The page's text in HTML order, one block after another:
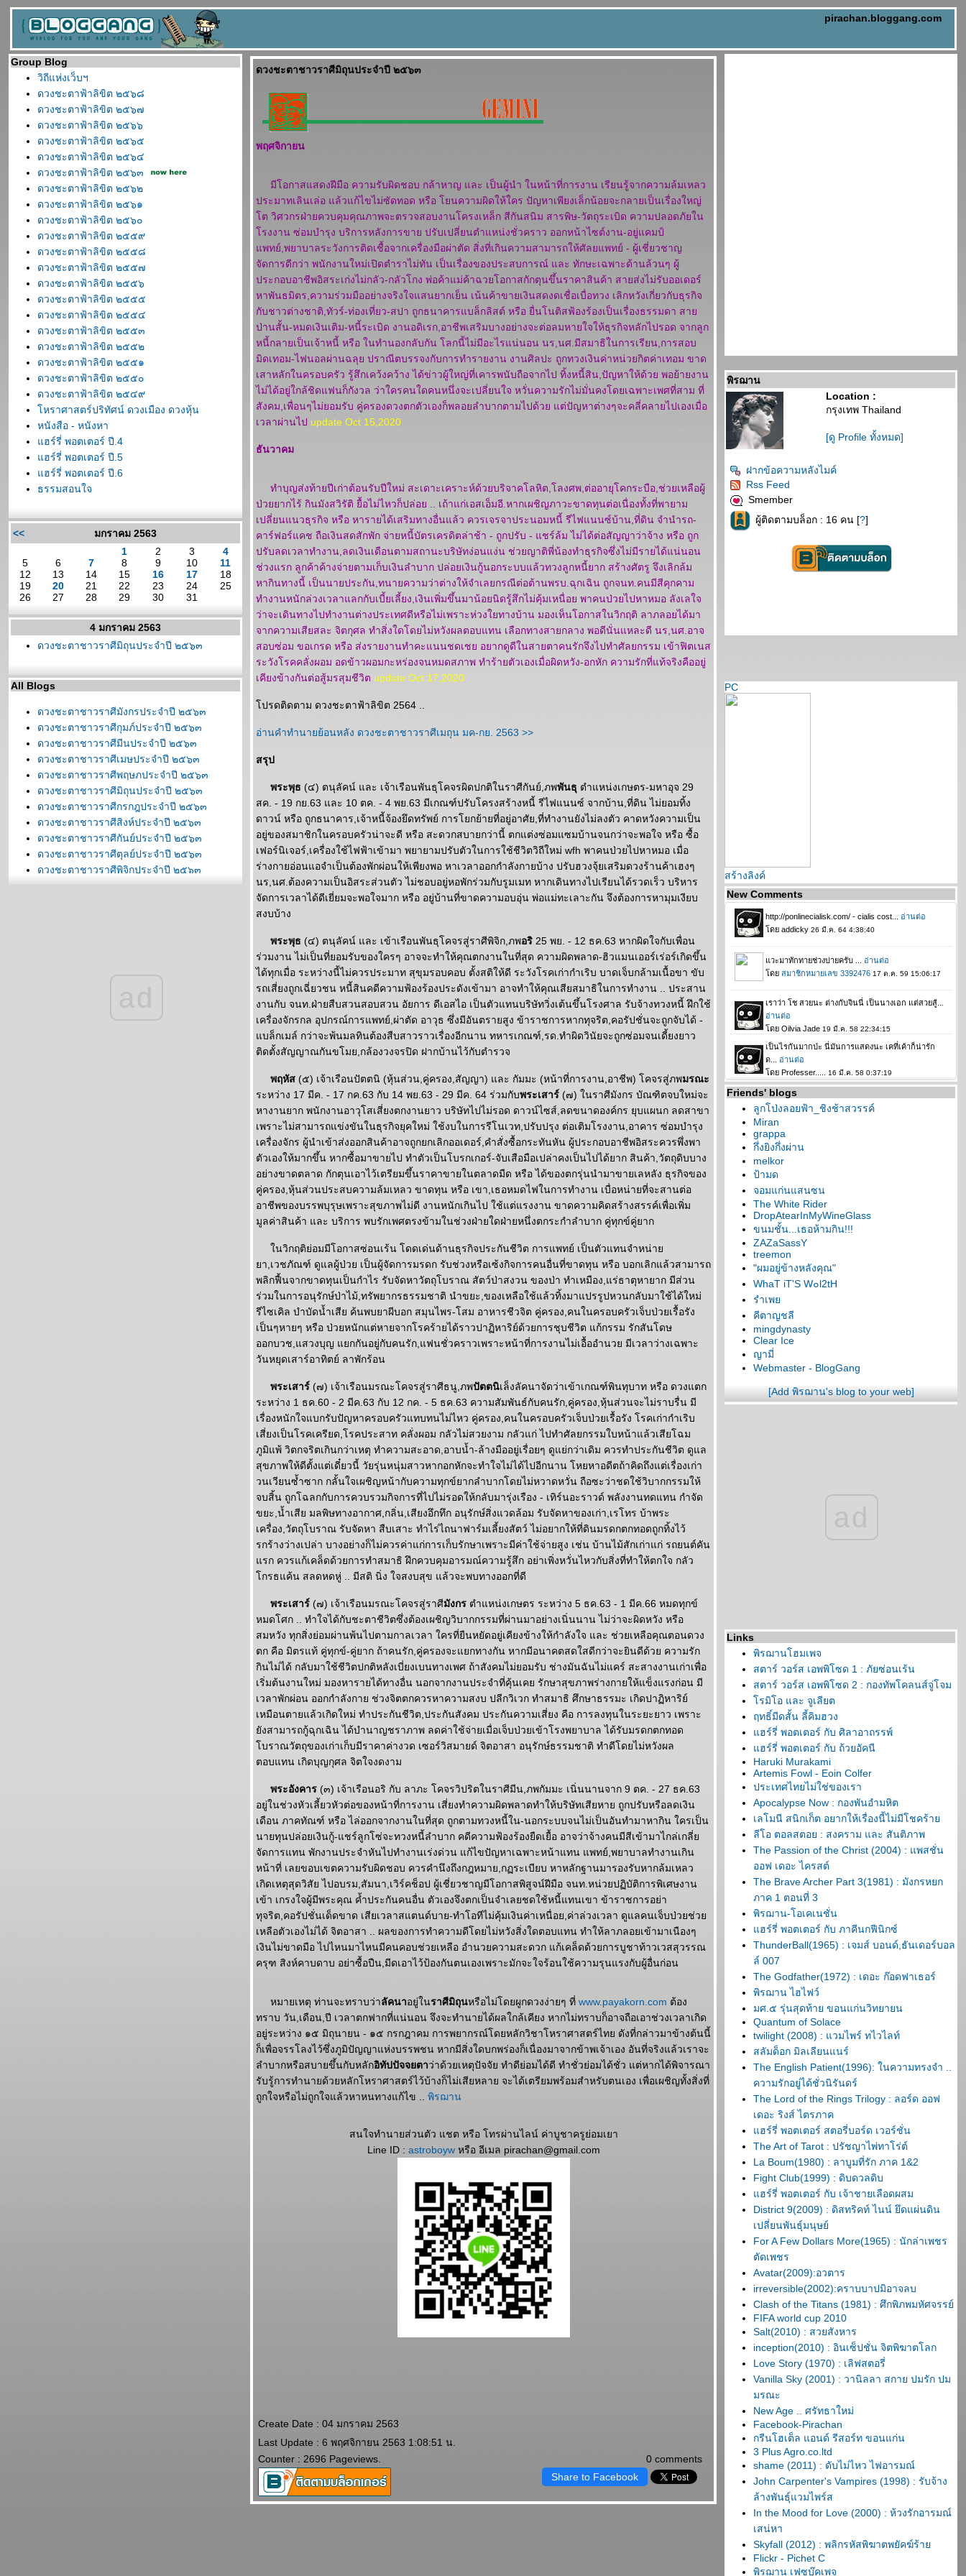
pirachan.bloggang.com
Group Blog
วิถีแห่งเว็บฯ
ดวงชะตาฟ้าลิขิต ๒๕๖๘
ดวงชะตาฟ้าลิขิต ๒๕๖๗
ดวงชะตาฟ้าลิขิต ๒๕๖๖
ดวงชะตาฟ้าลิขิต ๒๕๖๕
ดวงชะตาฟ้าลิขิต ๒๕๖๔
ดวงชะตาฟ้าลิขิต ๒๕๖๓
ดวงชะตาฟ้าลิขิต ๒๕๖๒
ดวงชะตาฟ้าลิขิต ๒๕๖๑
ดวงชะตาฟ้าลิขิต ๒๕๖๐
ดวงชะตาฟ้าลิขิต ๒๕๕๙
ดวงชะตาฟ้าลิขิต ๒๕๕๘
ดวงชะตาฟ้าลิขิต ๒๕๕๗
ดวงชะตาฟ้าลิขิต ๒๕๕๖
ดวงชะตาฟ้าลิขิต ๒๕๕๕
ดวงชะตาฟ้าลิขิต ๒๕๕๔
ดวงชะตาฟ้าลิขิต ๒๕๕๓
ดวงชะตาฟ้าลิขิต ๒๕๕๒
ดวงชะตาฟ้าลิขิต ๒๕๕๑
ดวงชะตาฟ้าลิขิต ๒๕๕๐
ดวงชะตาฟ้าลิขิต ๒๕๔๙
หราศาสตร์ปริทัศน์ ดวงเมือง ดวงหุ้น
หนังสือ - หนังหา
ฮร์รี่ พอตเตอร์ ปี.4
ฮร์รี่ พอตเตอร์ ปี.5
ฮร์รี่ พอตเตอร์ ปี.6
ธรรมสอนใจ
<<
มกราคม 2563
1
2 3
4
5
6 7 8 9 10
11
12
13 14 15 16 17
18
19
20 21 22 23 24
25
26
27 28 29 30 31
4 มกราคม 2563
ดวงชะตาชาวราศีมิถุนประจำปี ๒๕๖๓
All Blogs
ดวงชะตาชาวราศีมังกรประจำปี ๒๕๖๓
ดวงชะตาชาวราศีกุมภ์ประจำปี ๒๕๖๓
ดวงชะตาชาวราศีมีนประจำปี ๒๕๖๓
ดวงชะตาชาวราศีเมษประจำปี ๒๕๖๓
ดวงชะตาชาวราศีพฤษภประจำปี ๒๕๖๓
ดวงชะตาชาวราศีมิถุนประจำปี ๒๕๖๓
ดวงชะตาชาวราศีกรกฎประจำปี ๒๕๖๓
ดวงชะตาชาวราศีสิงห์ประจำปี ๒๕๖๓
ดวงชะตาชาวราศีกันย์ประจำปี ๒๕๖๓
ดวงชะตาชาวราศีตุลย์ประจำปี ๒๕๖๓
ดวงชะตาชาวราศีพิจิกประจำปี ๒๕๖๓
ad
ดวงชะตาชาวราศีมิถุนประจำปี ๒๕๖๓
พฤศจิกายน
มีโอกาสแสดงฝีมือ ความรับผิดชอบ กล้าหาญ และ เป็นผู้นำ ในหน้าที่การงาน เรียนรู้จากความล้มเหลว
ประมาทเลินเล่อ แล้วแก้ไขไม่ซัดทอด หรือ โยนความผิดให้ใคร ปัญหาเพียงเล็กน้อยจะกลายเป็นเรื่องใหญ่
ต วิศวกรฝ่ายควบคุมคุณภาพจะตรวจสอบงานโครงเหล็ก สีกันสนิม สารพิษ-วัตถุระเบิด ความปลอดภัยใน
รงงาน ซ่อมบำรุง บริการหลังการขาย ปรับเปลี่ยนตำแหน่งชั่วคราว ออกหน้าไซต์งาน-อยู่แคมป์
พทย์,พยาบาลระวังการติดเชื้อจากเครื่องมือผ่าตัด สิ่งที่เกินความสามารถให้ศัลยแพทย์ - ผู้เชี่ยวชาญ
จัดการดีกว่า พนักงานใหม่เปิดตำราไม่ทัน เป็นเรื่องของประสบการณ์ และ ทักษะเฉพาะด้านล้วนๆ ผู้
ประกอบอาชีพอิสระเก่งไม่กลัว-กลัวโกง พ่อค้าแม่ค้าฉวยโอกาสกักตุนขึ้นราคาสินค้า สายส่งไม่รับออเดอร์
หาพันธมิตร,ความร่วมมืออย่างจริงใจแสนยากเย็น เน้นค้าขายเงินสดงดเชื่อเบื่อทวง เลิกหวังเกี่ยวกับธุรกิจ
กับชาวต่างชาติ,ทัวร์-ท่องเที่ยว-สปา ถูกธนาคารแบล็กลิสต์ หรือ ยื่นโนติสฟ้องร้องเป็นเรื่องธรรมดา สา
ป่านสั้น-หมดเงินเติม-หนี้ระเบิด งานอดิเรก,อาชีพเสริมบางอย่างจะต่อลมหายใจให้ธุรกิจหลักไปรอด จากลูก
หนี้กลายเป็นเจ้าหนี้ หรือ ในทำนองกลับกัน โลกนี้ไม่มีอะไรแน่นอน นร,นศ.มีสมาธิในการเรียน,การสอบ
มิดเทอม-ไฟนอลผ่านฉลุย ปราณีตบรรจงกับการทำรายงาน งานศิลปะ ถูกทวงเงินค่าหน่วยกิตค่าเทอม ขาด
เสาหลักในครอบครัว รู้สึกเคว้งคว้าง ได้ข่าวผู้ใหญ่ที่เคารพนับถือจากไป ทิ้งหนี้สิน,ปัญหาให้ด้วย พอย้ายงาน
ไม่ได้อยู่ใกล้ชิดแฟนก็กังวล ว่าใครคนใดคนหนึ่งจะเปลี่ยนใจ หวั่นความรักไม่มั่นคงโดยเฉพาะเพศที่สาม ที่
สังคม,เพื่อนๆไม่ยอมรับ คู่ครองดวงตกตัวเองก็พลอยลำบากตามไปด้วย แต่ปัญหาต่างๆจะคลี่คลายไปเองเมื่อ
เวลาผ่านไป update Oct 15,2020
ธันวาคม
ทำบุญส่งท้ายปีเก่าต้อนรับปีใหม่ สะเดาะเคราะห์ด้วยบริจาคโลหิต,โลงศพ,ต่ออายุโคกระบือ,ช่วยเหลือผู้
ป่วยยากไร้ กินมังสวิรัติ ยื้อไม่ไหวก็ปล่อย .. เถ้าแก่เอสเอ็มอี.หากเผชิญภาวะขาดทุนต่อเนื่องทั้งที่พายาม
เปลี่ยนแนวธุรกิจ หรือ หารายได้เสริมทางอื่นแล้ว ควรเจรจาประนอมหนี้ รีไฟแนนซ์บ้าน,ที่ดิน จำนำรถ-
คาร์ฟอร์แคช ถือเงินสดสักพัก จ่ายหนี้บัตรเครดิตล่าช้า - ถูกปรับ - แชร์ล้ม ไม่ได้ต่อสัญญาว่าจ้าง หรือ ถูก
ปรับลดเวลาทำงาน,ลดเงินเดือนตามสถานะบริษัทง่อนแง่น ช่วยญาติพี่น้องทำธุรกิจซึ่งไม่มีรายได้แน่นอน
ช่วงแรก ลูกค้าค้างจ่ายตามเก็บเงินลำบาก ปล่อยเงินกู้นอกระบบแล้วทวงลูกหนี้ยาก สร้างศัตรู จึงเลิกล้ม
หากินทางนี้ เป็นนายประกัน,ทนายความว่าต่างให้จำเลยกรณีต่อต้านพรบ.ฉุกเฉิน ถูกจนท.คนมีสีคุกคาม
ทำงานหนักล่วงเวลาแลกกับเบี้ยเลี้ยง,เงินเพิ่มขึ้นมาน้อยนิดรู้สึกไม่คุ้มเหนื่อย พาคนป่วยไปหาหมอ ลังเลใจ
ว่าจะเดินทางไปทำงานต่างประเทศดีหรือไม่เพราะห่วงใยทางบ้าน มองเห็นโอกาสในวิกฤติ ลาภลอยได้มา
จากความเสียสละ จิตกุศล ทำสิ่งใดโดยไม่หวังผลตอบแทน เลือกทางสายกลาง พอดีนั่นแหละดี นร,นศ.อาจ
สอบซ่อม ขอเกรด หรือ ส่งรายงานทำคะแนนชดเชย อยากดูดีในสายตาคนรักจึงไปทำศัลยกรรม เข้าฟิตเนส
ระวังโรคคลั่งผอม อดข้าวผอมกะหร่องจนหมดสภาพ ทำร้ายตัวเองเมื่อผิดหวัง-อกหัก ความรักที่แท้จริงคืออยู่
เคียงข้างกันต่อสู้มรสุมชีวิต update Oct 17,2020
ปรดติดตาม ดวงชะตาฟ้าลิขิต 2564 ..
อ่านคำทำนายย้อนหลัง ดวงชะตาชาวราศีเมถุน มค-กย. 2563 >>
สรุป
พระพุธ (๔) ตนุลัคน์ และ เจ้าเรือนพันธุโคจรผิดปกติในราศีกันย์,ภพพันธุ ตำแหน่งเกษตร-มหาอุจ 29
สค. - 19 กย.63 และ 10 ตค. - 4 พย.63 มีเกณฑ์ปรับโครงสร้างหนี้ รีไฟแนนซ์ จากบ้าน,ที่ดิน ไม่ยอมทิ้ง
ดาวน์ หรือ ถูกธนาคาร,เจ้าหนี้จ้องยึดทรัพย์ การโยกย้ายที่อยู่อาศัย,ที่ทำงานยังไม่ลงตัว คาดหวังความเป็น
อยู่ของสมาชิกในครอบครัวน่าจะดี หรือ สะดวกสบายกว่านี้ ตกแต่งซ่อมแซมบ้านจนกว่าจะพอใจ หรือ ซื้อ
เฟอร์นิเจอร์,เครื่องใช้ไฟฟ้าเข้ามา พยายามปรับตัวในการใช้ชีวิตวิถีใหม่ wfh พาคนป่วยไปหาหมอ เมื่อ
ร่างกายอ่อนแอจำเป็นต้องพักผ่อนให้เพียงพอ หาเวลาออกกำลังกายบ้าง ปรับฮวงจุ้ยเสริมดวงร้านค้าเฮงๆ
นร,นศ.ต้องความเป็นอิสระส่วนตัว ไม่ชอบอยู่หอพักร่วมกับรูมเมท หากเดินทางไปเรียนได้รวดเร็ว บริหาร
จัดการเวลาได้ดีเยี่ยมจะพอใจมาก หรือ อยู่บ้านที่ขาดความอบอุ่น พ่อแม่ทะเลาะกัน จึงต้องการหามุมเงียบ
สงบบ้าง
พระพุธ (๔) ตนุลัคน์ และ เข้าเรือนพันธุโคจรสู่ราศีพิจิก,ภพอริ 25 พย. - 12 ธค.63 หากผิดใจกับเพื่อน
ร่วมงาน ไม่เป็นที่ยอมรับของใครๆ อาจจะทำให้คุณตกงานในที่สุด ความผิดพลาด-ฮิวแมนเออร์เร่อร์เกิดขึ้น
ได้ทุกเมื่อ ระหว่างนี้ไม่ควรประมาท สุขุมรอบคอบ ตั้งสติให้ดี ระวังโรคเก่ากำเริบ บาดเจ็บกล้ามเนื้อขา ขับ
รถเสี่ยงถูกเฉี่ยวชน หนี้สินคดีความฟ้องร้องประดังเข้ามา อาจทำให้คุณเสียสมาธิในการทำงาน .. ประสาน
งานกับ จนท.ฝ่ายสืบสวนสอบสวน อัยการ ดีเอสไอ เป็นตัวแทนบริษัทวิ่งเต้นขึ้นโรงศาล รับจ้างทวงหนี้ ฝึกใช้
เครื่องจักรกล อุปกรณ์การแพทย์,ผ่าตัด อาวุธ ซึ่งมีอันตรายสูง ข้าราชการหากทุจริต,คอรัปชั่นจะถูกจับได้ -
บล็กเมล์ กว่าจะพ้นมลทินต้องสืบสาวราวเรื่องอีกนาน ทหารเกณฑ์,รด.ทำผิดวินัยจะถูกซ่อมจนเดี้ยงยาว
ติดตั้งสัญญาณกันขโมย,กล้องวงจรปิด ฝากบ้านไว้กับตำรวจ
พฤหัส (๕) เจ้าเรือนปัตตนิ (หุ้นส่วน,คู่ครอง,สัญญา) และ กัมมะ (หน้าที่การงาน,อาชีพ) โคจรสู่ภพมรณะ
ระหว่าง 17 มีค. - 17 กค.63 กับ 14 พย.63 - 29 มีค. 64 ร่วมกับพระเสาร์ (๗) ในราศีมังกร บัณฑิตจบใหม่จะ
หางานยาก พนักงานอาวุโสเสี่ยงตกงานยาว บริษัทไปไม่รอด ดาวน์ไซส์,ลดขนาดองค์กร ยุบแผนก ลดสาขา
เพราะไม่สามารถแข่งขันในธุรกิจยุคใหม่ ใช้งบในการรีโนเวท,ปรับปรุง ต่อเติมโรงงาน,อาคาร ซ่อมบำรุง
เครื่องจักร ผู้นำเข้าส่งออกสินค้าอาจถูกยกเลิกออเดอร์,คำสั่งซื้อกระทันหัน ผู้ประกอบอาชีพอิสระควรพึ่งพา
ตัวเองให้มากขึ้น หากซื้อมาขายไป ทำตัวเป็นโบรกเกอร์-จับเสือมือเปล่าคงเป็นไปได้ยาก สินค้า,วัตถุดิบบาง
อย่างขาดตลาด กักตุนเอาไว้เตรียมขึ้นราคาขายในตลาดมืด หรือ ได้ของตกรุ่นนำมาขายเลหลัง ธุรกิจของ
คู่ครอง,หุ้นส่วนประสบความล้มเหลว ขาดทุน หรือ เขา,เธอหมดไฟในการทำงาน เบื่อหน่ายที่จะสานต่อ
อาชีพของบรรพบุรุษเพราะสุขภาพไม่ดี งานหนักเกินไป ใช้แต่แรงงาน ขาดความคิดสร้างสรรค์เพื่อเพิ่ม
มูลค่าสินค้า และ บริการ พบรักเพศตรงข้ามในช่วงฝ่ายใดฝ่ายหนึ่งตกระกำลำบาก คู่ทุกข์คู่ยาก
นวิกฤติย่อมมีโอกาสซ่อนเร้น โดดเด่นด้านธุรกิจประกันชีวิต การแพทย์ เป็นตัวแทนจำหน่า
า,เวชภัณฑ์ ดูแลผู้ป่วย เป็นผู้จัดการมรดก รับช่วงหรือเซ้งกิจการคนอื่นที่ขาดทุน หรือ บอกเลิกแล้วสามารถ
พลิกฟื้นจากขาดทุนเป็นกำไร รับจัดหาวัตถุโบราณ สัตว์ป่าสงวน ของป่า ทำเหมือง,แร่ธาตุหายาก มีส่วน
ร่วมในการอนุรักษ์ป่าไม้,ทรัพยากรธรรมชาติ นำขยะ,ของเหลือใช้แล้วทิ้งมาแปรรูปหวนกลับมาใช้ได้ใหม่
รีไซเคิล บำบัดน้ำเสีย ค้นพบยาผีบอก สมุนไพร-โสม อาหารชีวจิต คู่ครอง,คนในครอบครัวเจ็บป่วยเรื้อรัง
เป็นๆหายๆ หรือ ป่วยหนักแต่หายจากโรคร้ายได้ราวปาฏิหาริย์ด้วยการชุบชีวิต แก้กรรม รักสันโดษ
ออกบวช,แสวงบุญ แยกกันอยู่กับคนรัก,แฟนชั่วคราวเพราะหน้าที่การงานไม่เอื้ออำนวย มีเวลาว่างเฉพาะ
วันหยุดเสาร์อาทิตย์ ลาพักร้อน
พระเสาร์ (๗) เจ้าเรือนมรณะโคจรสู่ราศีธนู,ภพปัตตนิเล็งลัคนาจัดว่าเข้าเกณฑ์พินทุบาท หรือ ดวงแตก
ระหว่าง 1 ธค.60 - 2 มีค.63 กับ 12 กค. - 5 ธค.63 ความสัมพันธ์กับคนรัก,คู่ครอง,หุ้นส่วนจะไม่ราบรื่น มี
เรื่องหนักใจแบกรับปัญหาครอบครัวแทบทนไม่ไหว คู่ครอง,คนในครอบครัวเจ็บป่วยเรื้อรัง โรคเก่ากำเริบ
เสี่ยงเป็นโรคเครียด,โรคประสาท คลั่งผอม กลัวไม่สวยงาม กลัวแก่ ไปทำศัลยกรรมใบหน้าแล้วเสียโฉม
ภูมิแพ้ วิตกจริตเกินกว่าเหตุ ทำความสะอาด,อาบน้ำ-ล้างมืออยู่เรื่อยๆ ดูแย่กว่าเดิม ควรทำประกันชีวิต ดูแล
สุขภาพให้ดีตั้งแต่เดี๋ยวนี้ วัยรุ่นหนุ่มสาวหากอกหักจะทำใจไม่ได้ไปอีกนาน โหยหาอดีตถ้าคิดถึงแต่เรื่องเก่า
วนเวียนซ้ำซาก กลั้นใจเผชิญหน้ากับความทุกข์ยากลำบากโดยไม่หวาดหวั่น ถือซะว่าชดใช้วิบากกรรมให้
จบสิ้น ถูกโฉลกกับการควบรวมกิจการที่ไปไม่รอดให้กลับมารุ่งเรือง - เทิร์นอะราวด์ พลังงานทดแทน กำจัด
ขยะ,น้ำเสีย มลพิษทางอากาศ,กลิ่น,เสียงอึกทึก อนุรักษ์สิ่งแวดล้อม รับจัดหาของเก่า,เรโทร บ้าพระ
เครื่อง,วัตถุโบราณ รับจัดหา สืบเสาะ ทำไร่ไถนาฟาร์มเลี้ยงสัตว์ ไม่อยากให้ที่ดินมรดกตกทอดถูกทิ้งไว้
รกร้างว่างเปล่า บางอย่างก็ไม่ควรค่าแก่การเก็บรักษาเพราะมีค่าใช้จ่ายสูง เช่น บ้านไม้สักเก่าแก่ รถยนต์คัน
รก ควรแก้เคล็ดด้วยการทำสมาธิ ฝึกควบคุมอารมณ์ความรู้สึก อย่าเพิ่งหวั่นไหวกับสิ่งที่ทำให้ตกใจ กลัว
กรธแค้น สลดหดหู่ .. มีสติ นิ่ง ใจสงบสุข แล้วจะพบทางออกที่ดี
พระเสาร์ (๗) เจ้าเรือนมรณะโคจรสู่ราศีมังกร ตำแหน่งเกษตร ระหว่าง 5 ธค.63 - 1 มีค.66 หมดทุกข์
หมดโศก .. ทำใจได้กับชะตาชีวิตซึ่งต้องเผชิญวิบากกรรมที่ผ่านมาอย่างเนิ่นนาน ไม่ว่าจะผิดหวัง หรือ
สมหวัง ทุกสิ่งย่อมผ่านพ้นไปตามกาลเวลา ใครที่ยืนหยัดอยู่เคียงข้างให้กำลังใจ และ ช่วยเหลือคุณตอนดวง
ตก คือ มิตรแท้ คู่ทุกข์-คู่ยาก ถ้าคนรัก,คู่ครองจะแยกทางกัน หากมีอนาคตสดใสดีกว่าจะยินดีด้วย ความรัก
กินไม่ได้ กลับมาใช้ชีวิตปกติหลังเบี่ยงเบนทางเพศ ถ้าสังคมไม่ยอมรับ ช่างมันฉันไม่แคร์ สะสางงานเก่าเพื่อ
เริ่มต้นงานใหม่ มองหารายได้ทางอื่น นอกจากงานประจำที่คุ้นเคย รักษาสุขภาพร่างกายให้แข็งแรงก่อน มี
เวลาพักผ่อน ออกกำลังกาย ช่วงจิตตกควรหาความสงบ ปลีกวิเวก ทำสมาธิ ศึกษาธรรมะ เกิดปาฏิหาริย์
เหมือนตายแล้วเกิดใหม่ ทำประกันชีวิต,ประกันสังคม ประกันความเสี่ยง คือ การลงทุนในระยะยาว เพราะ
ังสามารถกู้ฉุกเฉิน ได้บำนาญชราภาพ ลดค่าใช้จ่ายเมื่อเจ็บป่วยเข้าโรงพยาบาล ได้รับมรดกตกทอด
บราณวัตถุของเก่าเก็บมีราคาค่างวด เซอร์วิสมายด์ จิตอาสา อนุรักษ์ธรรมชาติ ทำดีโดยไม่หวังผล
ตอบแทน เกิดบุญกุศล จิตใจงดงาม
พระอังคาร (๓) เจ้าเรือนอริ กับ ลาภะ โคจรวิปริตในราศีมีน,ภพกัมมะ เนิ่นนานจาก 9 ตค. - 27 ธค.63
อยู่ในช่วงหัวเลี้ยวหัวต่อของหน้าที่การงาน เสี่ยงทำความผิดพลาดทำให้บริษัทเสียหาย ถูกปรับหรือลดเงิน
เดือน ภาคทัณฑ์ หรือ ไล่ออกจากงานในที่สุด ถูกตามทวงหนี้ใน-นอกระบบจนไม่เป็นอันทำมาหากิน ใครเป็น
นายทุนปล่อยเงินกู้-แชร์ลูกโซ่จะทวงหนี้ลำบาก คดีความฟ้องร้องยืดเยื้อ อาจว่าจ้างคนมีสีเข้ามาไกล่เกลี่
จัดการแทน พักงานประจำหันไปทำงานเร่งด่วน แก้ไขปัญหาเฉพาะหน้าแทน แพทย์,พยาบาลทำงานเกิน
หน้าที่ เลยขอบเขตความรับผิดชอบ ควรคำนึงถึงกฎหมาย,กฏระเบียบ หาหลักฐานมารองรับหากล้มเหลว
เกิดเหตุสุดวิสัย ไปอบรม,สัมนา,เวิร์คช็อป ผู้เชี่ยวชาญมีโอกาสพิสูจน์ฝีมือ จนท.หน่วยปฏิบัติการพิเศษงาน
เข้า เกรงใจผู้มีพระคุณ ค้ำประกันคนอื่น ตัวเองจึงตกเป็นจำเลยชดใช้หนี้แทนเขา ข้าราชการอย่า
ทุจริต,คอรัปชั่นเด็ดขาด เสียเวลาสแตนด์บาย-ทำโอทีไม่คุ้มเงินค่าเหนื่อย,ค่าล่วงเวลา ดูแลคนเจ็บป่วยช่ว
เหลือตัวเองไม่ได้ จิตอาสา .. ผลของการทำความดีโดยไม่หวังสิ่งใดตอบแทน ทำให้ลาภลอยเข้ามาเนืองๆ
เงินไม่ขาดมือ ไปไหนมาไหนมีคนคอบช่วยเหลือ อำนวยความสะดวก แก้เคล็ดด้วยการบูชาท้าวเวสสุวรรณ
ครุฑ สิงห์คาบดาบ อย่าซื้อปืน,มีดเอาไว้ป้องกันตนเองเพราะมักจะใจร้อนใช้ความรุนแรงกับผู้อื่นก่อน
หมายเหตุ ท่านจะทราบว่าลัคนาอยู่ในราศีมิถุนหรือไม่โดยผูกดวงง่ายๆ ที่ www.payakorn.com ต้อง
ทราบ วัน,เดือน,ปี เวลาตกฟากที่แน่นอน จึงจะทำนายได้ผลใกล้เคียง หากไม่ทราบก็อาจถือเอาช่วงเวลาเกิด
อยู่ระหว่าง ๑๕ มิถุนายน - ๑๕ กรกฎาคม การพยากรณ์โดยหลักวิชาโหราศาสตร์ไทย ดังที่กล่าวมาข้างต้นนี้
ก็เพื่อจรรโลงไว้ซึ่งภูมิปัญญาแห่งบรรพชน หากมีสิ่งใดบกพร่องก็เนื่องมาจากข้าพเจ้าเอง อันที่จริงแล้วเราจะ
ลำบากหรือสบายขึ้นกับหลักอิทัปปัจจยตาว่าด้วยเหตุปัจจัย ทำดีย่อมได้ดี ทำชั่วย่อมได้ชั่ว แต่หากได้พิจารณา
รับรู้การทำนายด้วยหลักโหราศาสตร์ไว้บ้างก็ไม่เสียหลาย จะได้เตรียมพร้อมสำหรับตนเอง เพื่อเผชิญทั้งสิ่งที่
ถูกใจหรือไม่ถูกใจแล้วหาหนทางแก้ไข .. พิรฌาน
สนใจทำนายส่วนตัว แชต หรือ โทรผ่านไลน์ ค่าบูชาครูย่อมเยา
Line ID : astroboywหรือ อีเมล pirachan@gmail.com
Create Date : 04 มกราคม 2563
0 comments
Last Update : 6 พฤศจิกายน 2563 1:08:51 น.
Counter : 2696 Pageviews.
Share to Facebook
พิรฌาน
Location :
กรุงเทพ Thailand
[ดู Profile ทั้งหมด]
ฝากข้อความหลังไมค์
Rss Feed
Smember
ผู้ติดตามบล็อก : 16 คน [?]
PC
สร้างลิงค์
New Comments
Friends' blogs
ลูกโป่งลอยฟ้า_ชิงช้าสวรรค์
Miran
grappa
กึ่งยิงกึ่งผ่าน
melkor
ป้ามด
จอมแก่นแสนซน
The White Rider
DropAtearInMyWineGlass
ขนมชั้น...เธอห้ามกิน!!!
ZAZaSassY
treemon
"ผมอยู่ข้างหลังคุณ"
WhaT iT'S W๐l2tH
รำเพ
คีตาญชลี
mingdynasty
Clear Ice
ญามี่
Webmaster - BlogGang
[Add พิรฌาน's blog to your web]
ad
Links
พิรฌานโฮมเพจ
สตาร์ วอร์ส เอพพิโซด 1 : ภัยซ่อนเร้น
สตาร์ วอร์ส เอพพิโซด 2 : กองทัพโคลนส์จู่โจม
รมิโอ และ จูเลียต
ฤทธิ์มีดสั้น ลี้คิมฮวง
ฮร์รี่ พอตเตอร์ กับ ศิลาอาถรรพ์
ฮร์รี่ พอตเตอร์ กับ ถ้วยอัคนี
Haruki Murakami
Artemis Fowl - Eoin Colfer
ประเทศไทยไม่ใช่ของเรา
Apocalypse Now : กองพันอำมหิต
เลโมนี สนิกเก็ต อยากให้เรื่องนี้ไม่มีโชคร้า
ลีโอ ตอลสตอย : สงคราม และ สันติภาพ
The Passion of the Christ (2004) : แพสชั่น
ออฟ เดอะ ไครสต์
The Brave Archer Part 3(1981) : มังกรหยก
ภาค 1 ตอนที่ 3
พิรฌาน-โอเคเนชั่น
ฮร์รี่ พอตเตอร์ กับ ภาคีนกฟีนิกซ์
ThunderBall(1965) : เจมส์ บอนด์,ธันเดอร์บอล
ล์ 007
The Godfather(1972) : เดอะ ก๊อดฟาเธอร์
พิรฌาน ไฮไฟว์
มศ.๕ รุ่นสุดท้าย ขอนแก่นวิทยายน
Quantum of Solace
twilight (2008) : แวมไพร์ ทไวไลท์
สลัมด็อก มิลเลียนแนร์
The English Patient(1996): ในความทรงจำ ..
ความรักอยู่ได้ชั่วนิรันดร์
The Lord of the Rings Trilogy : ลอร์ด ออฟ
เดอะ ริงส์ ไตรภาค
ฮร์รี่ พอตเตอร์ สตอรี่บอร์ด เวอร์ชั่น
The Art of Tarot : ปรัชญาไพ่ทาโร่ต์
La Boum(1980) : ลาบูมที่รัก ภาค 1&2
Fight Club(1999) : ดิบดวลดิบ
ฮร์รี่ พอตเตอร์ กับ เจ้าชายเลือดผสม
District 9(2009) : ดิสทริคท์ ไนน์ ยึดแผ่นดิน
เปลี่ยนพันธุ์มนุษย์
For A Few Dollars More(1965) : นักล่าเพชร
ตัดเพชร
Avatar(2009):อวตาร
irreversible(2002):คราบบาปมิอาจลบ
Clash of the Titans (1981) : ศึกพิภพมหัศจรรย์
FIFA world cup 2010
Salt(2010) : สวยสังหาร
inception(2010) : อินเซ็ปชั่น จิตพิฆาตโลก
Love Story (1970) : เลิฟสตอรี่
Vanilla Sky (2001) : วานิลลา สกาย ปมรัก ปม
มรณะ
New Age .. ศรัทธาใหม่
Facebook-Pirachan
กรีนโฮเต็ล แอนด์ รีสอร์ท ขอนแก่น
3 Plus Agro.co.ltd
shame (2011) : ดับไม่ไหว ไฟอารมณ์
John Carpenter's Vampires (1998) : รับจ้าง
ล้างพันธุ์แวมไพร์ส
In the Mood for Love (2000) : ห้วงรักอารมณ์
เสน่หา
Skyfall (2012) : พลิกรหัสพิฆาตพยัคฆ์ร้า
Flickr - Pichet C
พิรฌาน เฟซบุ๊คเพจ